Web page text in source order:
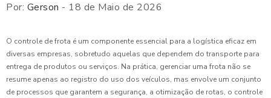
Por: Gerson - 18 de Maio de 2026
O controle de frota é um componente essencial para a logística eficaz em
diversas empresas, sobretudo aquelas que dependem do transporte para
entrega de produtos ou serviços. Na prática, gerenciar uma frota não se
resume apenas ao registro do uso dos veículos, mas envolve um conjunto
de processos que garantem a segurança, a otimização de rotas, o controle